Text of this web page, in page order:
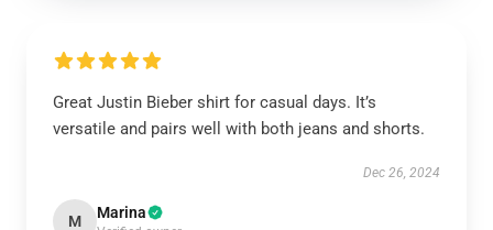
Great Justin Bieber shirt for casual days. It’s
versatile and pairs well with both jeans and shorts.
Dec 26, 2024
M Marina